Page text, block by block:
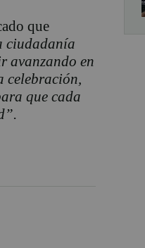
que
ciudadanía
avanzando en
celebración,
que cada